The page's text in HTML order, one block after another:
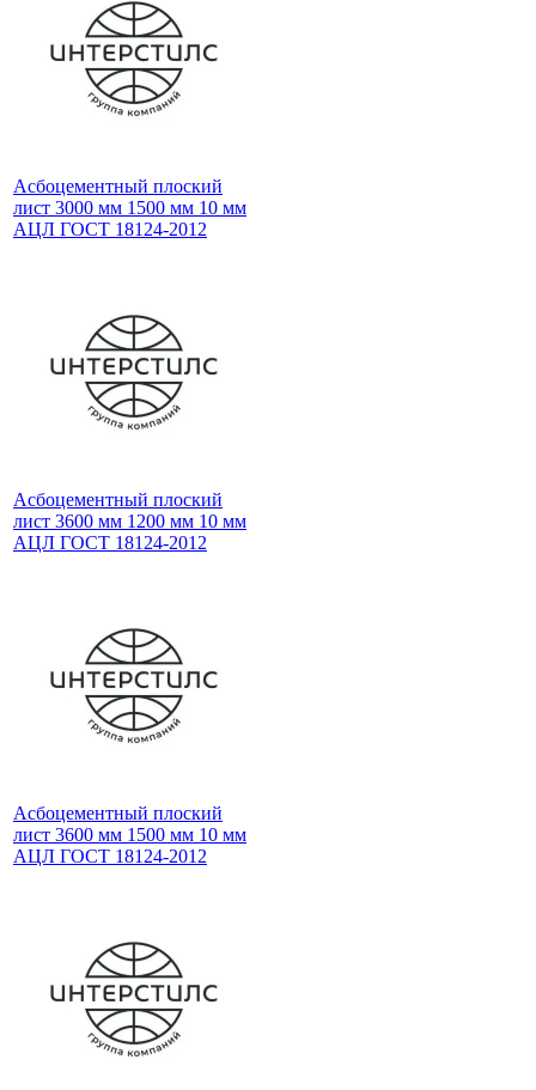
Асбоцементный плоский
лист 3000 мм 1500 мм 10 мм
АЦЛ ГОСТ 18124-2012
Асбоцементный плоский
лист 3600 мм 1200 мм 10 мм
АЦЛ ГОСТ 18124-2012
Асбоцементный плоский
лист 3600 мм 1500 мм 10 мм
АЦЛ ГОСТ 18124-2012